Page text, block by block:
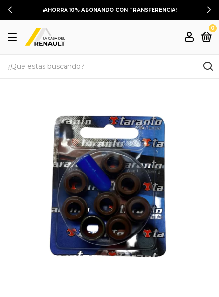
¡AHORRÁ 10% ABONANDO CON TRANSFERENCIA!
0